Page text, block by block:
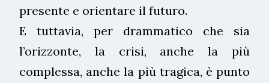
presente e orientare il futuro.
E tuttavia, per drammatico che sia
l’orizzonte, la crisi, anche la più
complessa, anche la più tragica, è punto